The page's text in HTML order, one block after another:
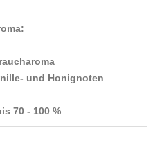
und Honignoten
70 - 100 %